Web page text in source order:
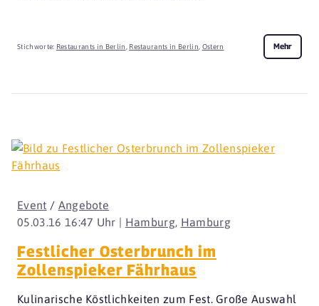
Stichworte: Restaurants in Berlin, Restaurants in Berlin, Ostern Mehr
05.03.16 16:47 Uhr | Hamburg, Hamburg
Event / Angebote
Festlicher Osterbrunch im
Zollenspieker Fährhaus
Kulinarische Köstlichkeiten zum Fest. Große Auswahl